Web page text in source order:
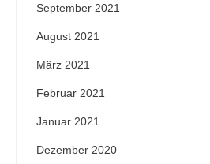
September 2021
August 2021
März 2021
Februar 2021
Januar 2021
Dezember 2020